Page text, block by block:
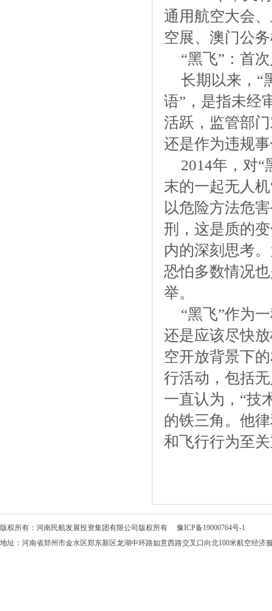
通用航空大会
空展、澳门公
“黑飞”：首
长期以来，“
语”，是指未经
活跃，监管部
还是作为违规
2014年，对
末的一起无人
以危险方法危
刑，这是质的
内的深刻思考
恐怕多数情况
举。
“黑飞”作为
还是应该尽快
空开放背景下
行活动，包括
一直认为，“技
的铁三角。他
和飞行行为至
版权所有：河南民航发展投资集团有限公司版权所有 豫ICP备19000764号-1
地址：河南省郑州市金水区郑东新区龙湖中环路如意西路交叉口向北100米航空经济